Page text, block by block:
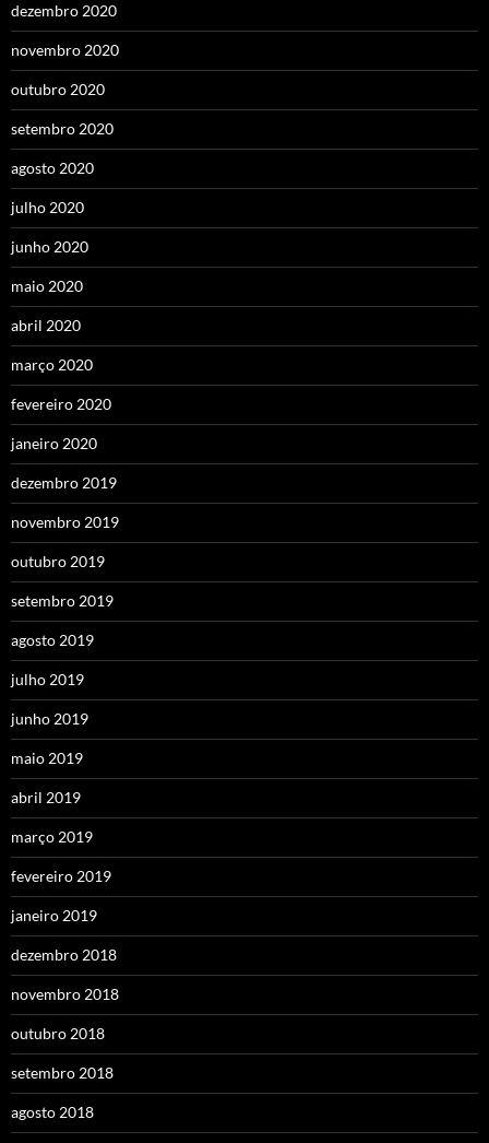
dezembro 2020
novembro 2020
outubro 2020
setembro 2020
agosto 2020
julho 2020
junho 2020
maio 2020
abril 2020
março 2020
fevereiro 2020
janeiro 2020
dezembro 2019
novembro 2019
outubro 2019
setembro 2019
agosto 2019
julho 2019
junho 2019
maio 2019
abril 2019
março 2019
fevereiro 2019
janeiro 2019
dezembro 2018
novembro 2018
outubro 2018
setembro 2018
agosto 2018